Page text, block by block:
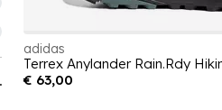
adidas
Terrex Anylander Rain.Rdy
€ 63,00